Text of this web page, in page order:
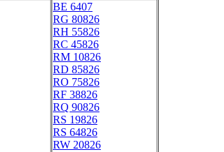
BE 6407
RG 80826
RH 55826
RC 45826
RM 10826
RD 85826
RO 75826
RF 38826
RQ 90826
RS 19826
RS 64826
RW 20826